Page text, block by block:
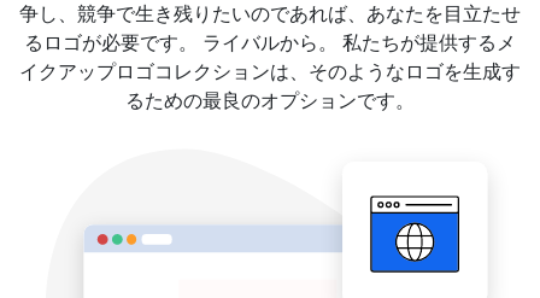
争し、競争で生き残りたいのであれば、あなたを目立たせ
るロゴが必要です。 ライバルから。 私たちが提供するメ
イクアップロゴコレクションは、そのようなロゴを生成す
るための最良のオプションです。